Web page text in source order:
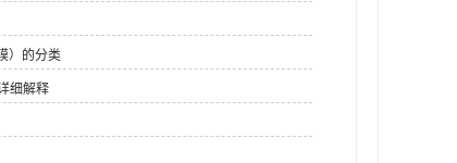
）的分类
细解释